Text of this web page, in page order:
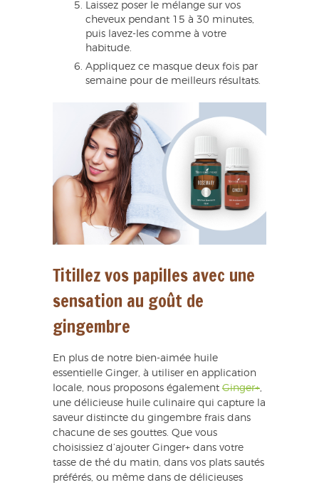
Laissez poser le mélange sur vos
cheveux pendant 15 à 30 minutes,
puis lavez-les comme à votre
habitude.
Appliquez ce masque deux fois par
semaine pour de meilleurs résultats.
Titillez vos papilles avec une
sensation au goût de
gingembre
En plus de notre bien-aimée huile
essentielle Ginger, à utiliser en application
locale, nous proposons également Ginger+,
une délicieuse huile culinaire qui capture la
saveur distincte du gingembre frais dans
chacune de ses gouttes. Que vous
choisissiez d’ajouter Ginger+ dans votre
tasse de thé du matin, dans vos plats sautés
préférés, ou même dans de délicieuses